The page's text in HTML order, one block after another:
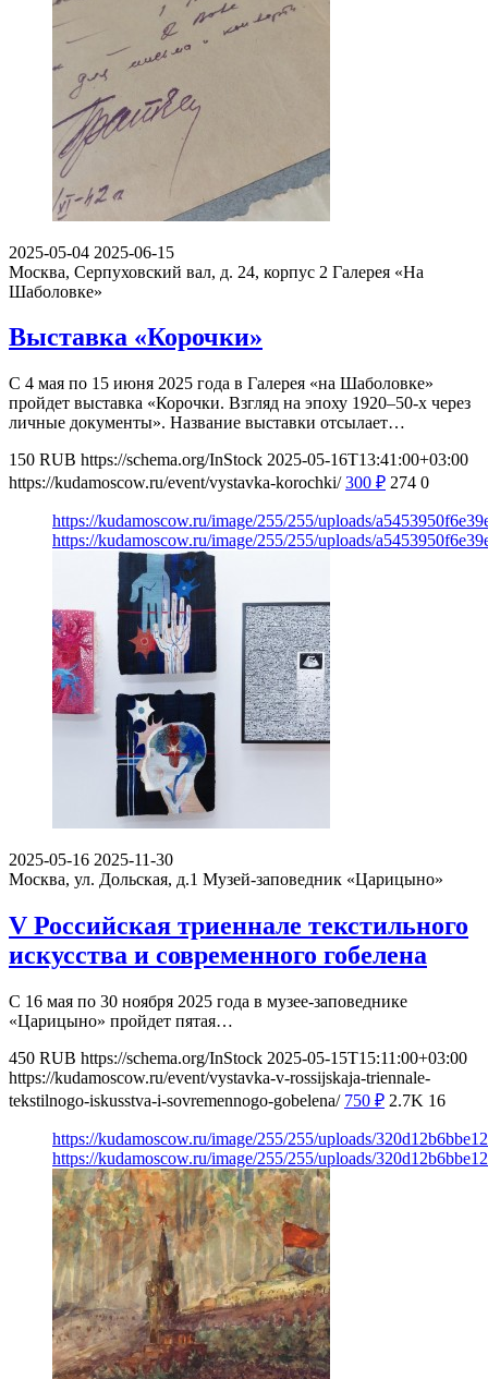
2025-05-04 2025-06-15
Москва, Серпуховский вал, д. 24, корпус 2 Галерея «На
Шаболовке»
Выставка «Корочки»
С 4 мая по 15 июня 2025 года в Галерея «на Шаболовке»
пройдет выставка «Корочки. Взгляд на эпоху 1920–50-х через
личные документы». Название выставки отсылает…
150 RUB https://schema.org/InStock 2025-05-16T13:41:00+03:00
https://kudamoscow.ru/event/vystavka-korochki/ 300 ₽ 274 0
https://kudamoscow.ru/image/255/255/uploads/
https://kudamoscow.ru/image/255/255/uploads/
2025-05-16 2025-11-30
Москва, ул. Дольская, д.1 Музей-заповедник «Царицыно»
V Российская триеннале текстильного
искусства и современного гобелена
С 16 мая по 30 ноября 2025 года в музее-заповеднике
«Царицыно» пройдет пятая…
450 RUB https://schema.org/InStock 2025-05-15T15:11:00+03:00
https://kudamoscow.ru/event/vystavka-v-rossijskaja-triennale-
tekstilnogo-iskusstva-i-sovremennogo-gobelena/ 750 ₽ 2.7K 16
https://kudamoscow.ru/image/255/255/uploads/
https://kudamoscow.ru/image/255/255/uploads/